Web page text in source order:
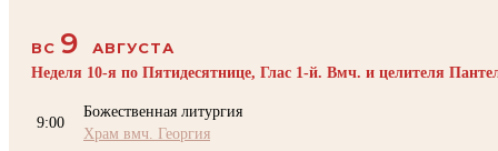
ВС 9
АВГУСТА
Неделя 10-я по Пятидесятнице, Глас 1-й. Вмч. и целителя
9:00
Божественная литургия
Храм вмч. Георгия